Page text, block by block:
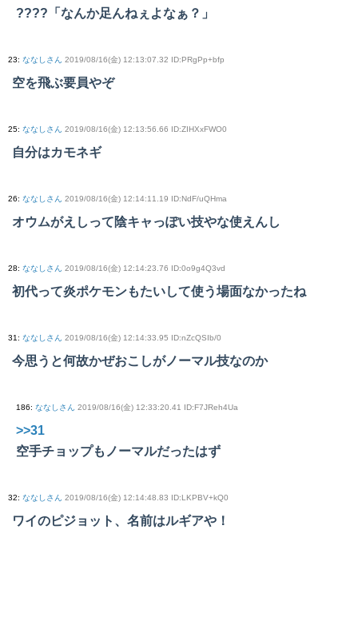
????「なんか足んねぇよなぁ？」
23: ななしさん 2019/08/16(金) 12:13:07.32 ID:PRgPp+bfp
空を飛ぶ要員やぞ
25: ななしさん 2019/08/16(金) 12:13:56.66 ID:ZIHXxFWO0
自分はカモネギ
26: ななしさん 2019/08/16(金) 12:14:11.19 ID:NdF/uQHma
オウムがえしって陰キャっぽい技やな使えんし
28: ななしさん 2019/08/16(金) 12:14:23.76 ID:0o9g4Q3vd
初代って炎ポケモンもたいして使う場面なかったね
31: ななしさん 2019/08/16(金) 12:14:33.95 ID:nZcQSIb/0
今思うと何故かぜおこしがノーマル技なのか
186: ななしさん 2019/08/16(金) 12:33:20.41 ID:F7JReh4Ua
>>31
空手チョップもノーマルだったはず
32: ななしさん 2019/08/16(金) 12:14:48.83 ID:LKPBV+kQ0
ワイのピジョット、名前はルギアや！